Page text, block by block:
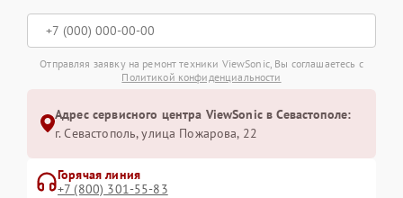
Отправляя заявку на ремонт техники ViewSonic, Вы соглашаетесь с
Политикой конфиденциальности
Адрес сервисного центра ViewSonic в Севастополе:
г. Севастополь, улица Пожарова, 22
Горячая линия
+7 (800) 301-55-83